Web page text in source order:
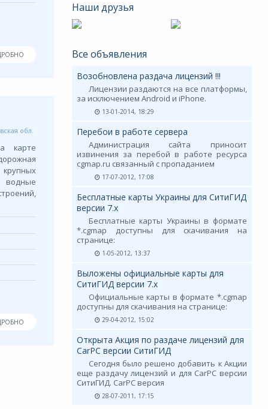
обл.
карте
Наши друзья
Все объявления
Возобновлена раздача лицензий !!!
Лицензии раздаются на все платформы,
за исключением Android и iPhone.
13-01-2014, 18:29
Перебои в работе сервера
Администрация сайта приносит
извинения за перебой в работе ресурса
cgmap.ru связанный с пропаданием
17-07-2012, 17:08
Бесплатные карты Украины для СитиГИД
версии 7.х
Бесплатные карты Украины в формате
*.cgmap доступны для скачивания на
странице:
1-05-2012, 13:37
Выложены официальные карты для
СитиГИД версии 7.х
Официальные карты в формате *.cgmap
доступны для скачивания на странице:
29-04-2012, 15:02
Открыта Акция по раздаче лицензий для
CarPC версии СитиГИД
Сегодня было решено добавить к Акции
еще раздачу лицензий и для CarPC версии
СитиГИД. CarPC версия
28-07-2011, 17:15